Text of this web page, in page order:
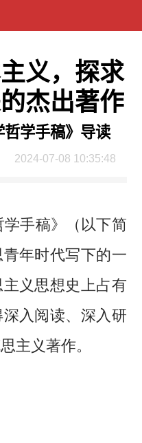
义，探求
杰出著作
学手稿》导读
2024-07-08 10:35:48
手稿》（以下简
年时代写下的一
义思想史上占有
入阅读、深入研
主义著作。